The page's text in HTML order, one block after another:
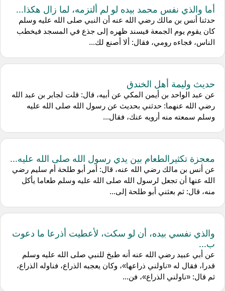
أما والذي نفس محمد بيده لو لم ألتزمه، لما زال هكذا...
حدثنا أنس بن مالك رضي الله عنه أن النبي صلى الله عليه وسلم
كان يقوم يوم الجمعة فيسند ظهره إلى جذع في المسجد فيخطب
الناس، فجاءه رومي، فقال: ألا أصنع لك...
حديث وليمة أهل الخندق
عن عبد الواحد بن أيمن المكي عن أبيه، قال: قلت لجابر بن عبد الله
رضي الله عنهما: حدثني بحديث عن رسول الله صلى الله عليه
وسلم سمعته منه أرويه عنك، فقال...
معجزة تكثيرالطعام بين يدي رسول الله صلى الله عليه...
عن أنس بن مالك رضي الله عنه، قال: أمر أبو طلحة أم سليم رضي
الله عنها أن تجعل لرسول الله صلى الله عليه وسلم طعاما يأكل
منه، قال: ثم بعثني أبو طلحة إلى...
والذي نفسي بيده، أن لو سكت، لأعطيت أذرعا ما دعوت
ب...
عن أبي عبيد رضي الله عنه أنه طبخ للنبي صلى الله عليه وسلم
قدرا، فقال له «ناولني ذراعها»، وكان يعجبه الذراع، فناوله الذراع،
ثم قال: «ناولني الذراع»، فن...